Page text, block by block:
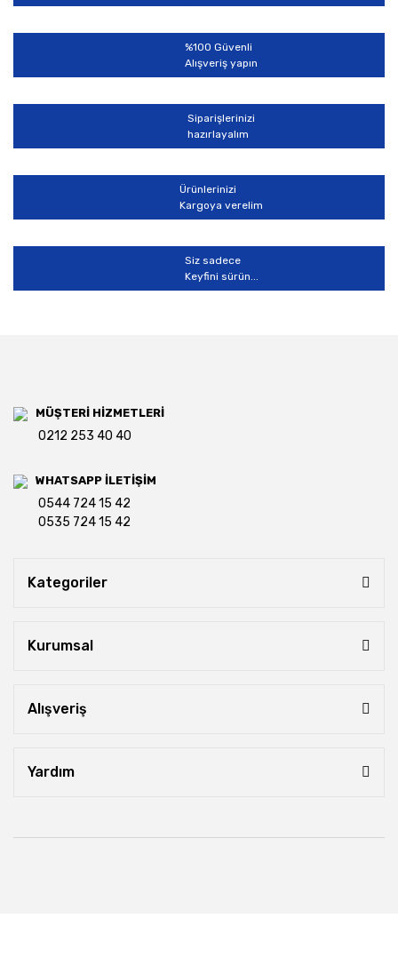
Ürün fiyatı diğer sitelerden daha pahalı.
Bu ürüne benzer farklı alternatifler olmalı.
Gönder
%100 Güvenli
Alışveriş yapın
Siparişlerinizi
hazırlayalım
Ürünlerinizi
Kargoya verelim
Siz sadece
Keyfini sürün...
MÜŞTERİ HİZMETLERİ
0212 253 40 40
WHATSAPP İLETİŞİM
0544 724 15 42
0535 724 15 42
Kategoriler
Kurumsal
Alışveriş
Yardım